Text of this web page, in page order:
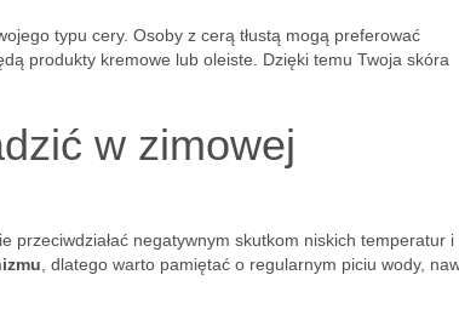
typu cery. Osoby z cerą tłustą mogą preferować
produkty kremowe lub oleiste. Dzięki temu Twoja skóra
w zimowej
przeciwdziałać negatywnym skutkom niskich temperatur i
, dlatego warto pamiętać o regularnym piciu wody,